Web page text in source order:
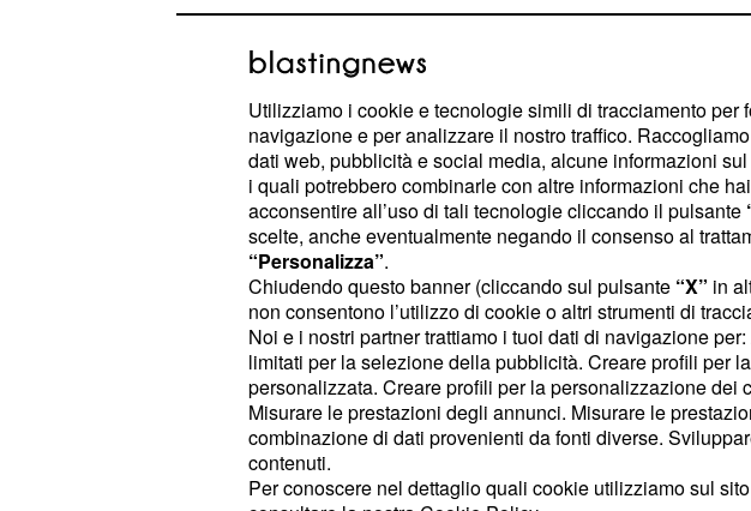
Previsioni dell'oroscopo dall'Ariete
al Cancro
Ariete- La vostra caparbietà sarà messa a dura prova in
questa settimana piena di ostacoli, ritardi e imprevisti.
ad ogni battuta di arresto si cela l'opportunità di
perché senza un problema non esiste neanche una
soluzione. Dunque, anziché abbattervi cercate di tirarvi su
con il morale e non lasciatevi fermare da nessuno. In
famiglia potrebbero spuntare delle insidie, inoltre, cercate
non affaticare troppo il vostro organismo.
Utilizziamo i cookie e tecnologie simili di tracciamento
navigazione e per analizzare il nostro traffico.
dati web, pubblicità e social media, alcune informazioni
i quali potrebbero combinarle con altre informazioni che
acconsentire all’uso di tali tecnologie cliccando il pulsante
scelte, anche eventualmente negando il consenso al
“Personalizza”.
Chiudendo questo banner (cliccando sul pulsante “X” in
non consentono l’utilizzo di cookie o altri strumenti di
Noi e i nostri partner trattiamo i tuoi dati di navigazione
limitati per la selezione della pubblicità. Creare profili per
personalizzata. Creare profili per la personalizzazione
Misurare le prestazioni degli annunci. Misurare le
combinazione di dati provenienti da fonti diverse.
contenuti.
Per conoscere nel dettaglio quali cookie utilizziamo sul